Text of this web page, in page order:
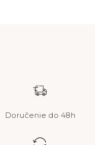
Doručenie do 48h